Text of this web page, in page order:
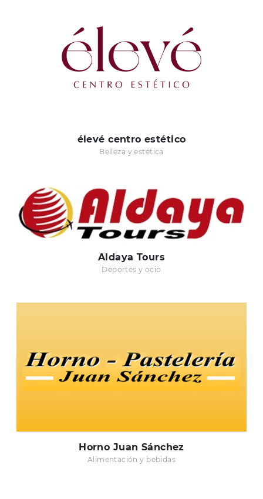
élevé centro estético
Belleza y estética
Aldaya Tours
Deportes y ocio
Horno Juan Sánchez
Alimentación y bebidas